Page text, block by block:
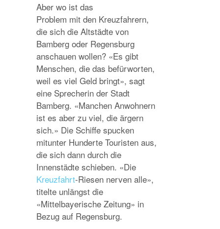
Aber wo ist das
Problem mit den Kreuzfahrern,
die sich die Altstädte von
Bamberg oder Regensburg
anschauen wollen? «Es gibt
Menschen, die das befürworten,
weil es viel Geld bringt», sagt
eine Sprecherin der Stadt
Bamberg. «Manchen Anwohnern
ist es aber zu viel, die ärgern
sich.» Die Schiffe spucken
mitunter Hunderte Touristen aus,
die sich dann durch die
Innenstädte schieben. «Die
Kreuzfahrt-Riesen nerven alle»,
titelte unlängst die
«Mittelbayerische Zeitung» in
Bezug auf Regensburg.